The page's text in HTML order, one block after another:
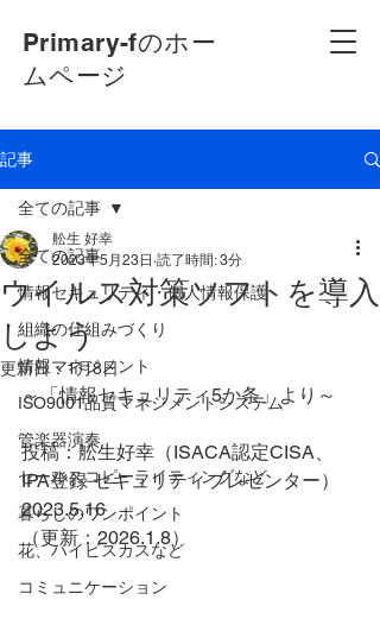
Primary-fのホー
ムページ
記事
全ての記事
情報セキュリティ・個人情報保護
組織の仕組みづくり
情報マネジメント
ISO9001品質マネジメントシステム
管楽器演奏
セールスコピーライティングなど
暮らしのワンポイント
花、ハイビスカスなど
コミュニケーション
全ての記事
ウイルス対策ソフトを導入
しよう
舩生 好幸
2023年5月23日 読了時間: 3分
更新日：1月8日
～「情報セキュリティ5か条」より～
投稿：舩生好幸（ISACA認定CISA、
IPA登録 セキュリティプレゼンター）
2023.5.16
（更新：2026.1.8）